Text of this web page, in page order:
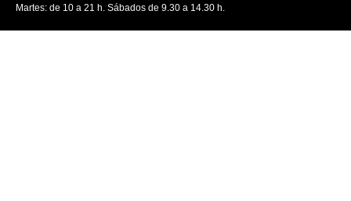
Martes: de 10 a 21 h. Sábados de 9.30 a 14.30 h.